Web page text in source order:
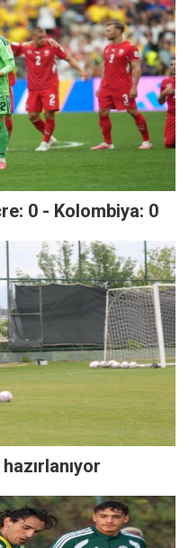
0 - Kolombiya: 0